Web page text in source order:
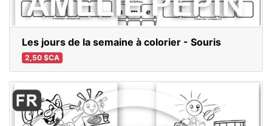
Les jours de la semaine à colorier - Souris
2,50 $CA